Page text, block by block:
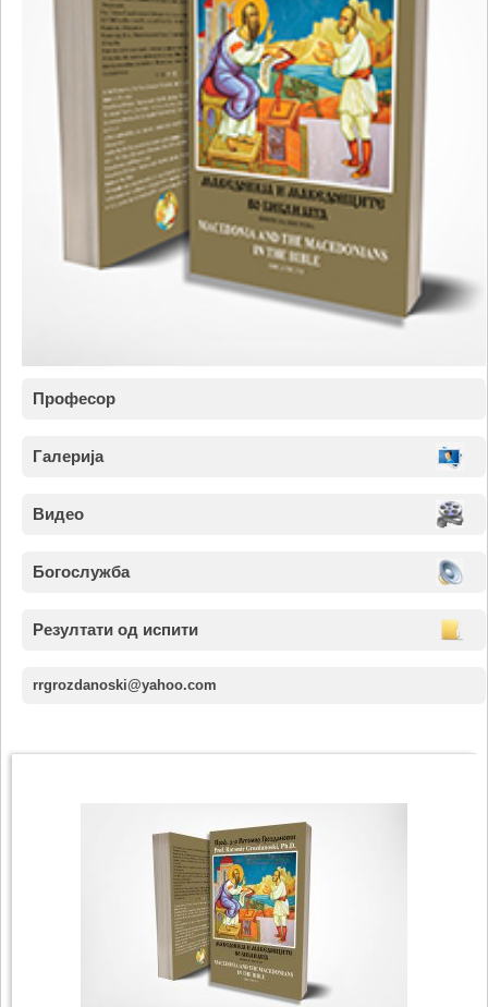
Професор
Галерија
Видео
Богослужба
Резултати од испити
rrgrozdanoski@yahoo.com